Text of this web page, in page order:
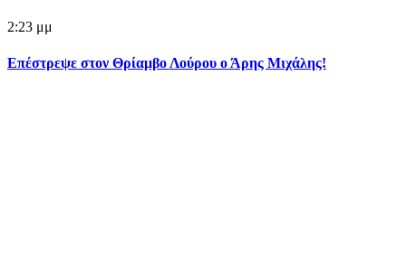
2:23 μμ
Επέστρεψε στον Θρίαμβο Λούρου ο Άρης Μιχάλης!